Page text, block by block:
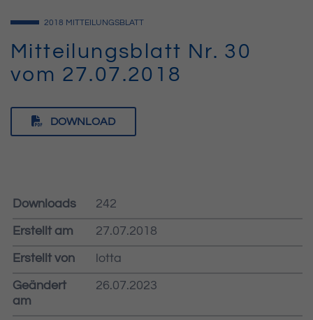
2018 MITTEILUNGSBLATT
Mitteilungsblatt Nr. 30
vom 27.07.2018
DOWNLOAD
Downloads 242
Erstellt am 27.07.2018
Erstellt von lotta
Geändert
am
26.07.2023